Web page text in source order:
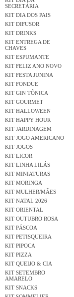
SECRETÁRIA
KIT DIA DOS PAIS
KIT DIFUSOR
KIT DRINKS
KIT ENTREGA DE
CHAVES
KIT ESPUMANTE
KIT FELIZ ANO NOVO
KIT FESTA JUNINA
KIT FONDUE
KIT GIN TÔNICA
KIT GOURMET
KIT HALLOWEEN
KIT HAPPY HOUR
KIT JARDINAGEM
KIT JOGO AMERICANO
KIT JOGOS
KIT LICOR
KIT LINHA LILÁS
KIT MINIATURAS
KIT MORINGA
KIT MULHER/MÃES
KIT NATAL 2026
KIT ORIENTAL
KIT OUTUBRO ROSA
KIT PÁSCOA
KIT PETISQUEIRA
KIT PIPOCA
KIT PIZZA
KIT QUEIJO & CIA
KIT SETEMBRO
AMARELO
KIT SNACKS